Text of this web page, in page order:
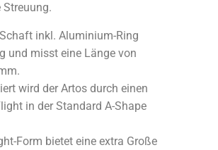
Streuung.
inkl. Aluminium-Ring
und misst eine Länge von
wird der Artos durch einen
in der Standard A-Shape
Form bietet eine extra Große